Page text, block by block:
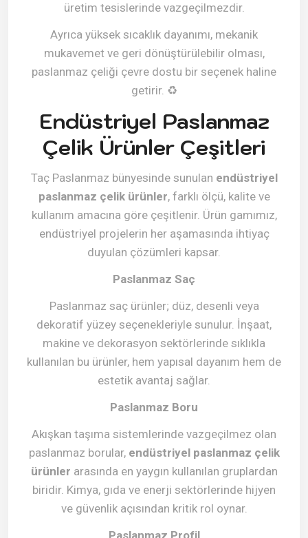
üretim tesislerinde vazgeçilmezdir.
Ayrıca yüksek sıcaklık dayanımı, mekanik
mukavemet ve geri dönüştürülebilir olması,
paslanmaz çeliği çevre dostu bir seçenek haline
getirir. ♻️
Endüstriyel Paslanmaz
Çelik Ürünler Çeşitleri
Taç Paslanmaz bünyesinde sunulan endüstriyel
paslanmaz çelik ürünler, farklı ölçü, kalite ve
kullanım amacına göre çeşitlenir. Ürün gamımız,
endüstriyel projelerin her aşamasında ihtiyaç
duyulan çözümleri kapsar.
Paslanmaz Saç
Paslanmaz saç ürünler; düz, desenli veya
dekoratif yüzey seçenekleriyle sunulur. İnşaat,
makine ve dekorasyon sektörlerinde sıklıkla
kullanılan bu ürünler, hem yapısal dayanım hem de
estetik avantaj sağlar.
Paslanmaz Boru
Akışkan taşıma sistemlerinde vazgeçilmez olan
paslanmaz borular, endüstriyel paslanmaz çelik
ürünler arasında en yaygın kullanılan gruplardan
biridir. Kimya, gıda ve enerji sektörlerinde hijyen
ve güvenlik açısından kritik rol oynar.